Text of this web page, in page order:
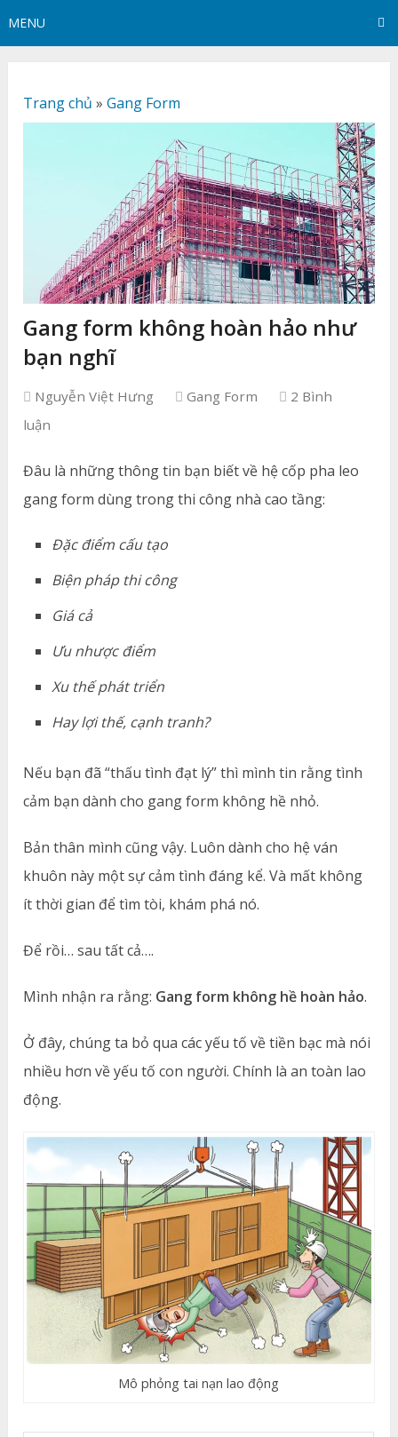
MENU
Trang chủ »Gang Form
Gang form không hoàn hảo như
bạn nghĩ
Nguyễn Việt Hưng Gang Form
2 Bình
luận
Đâu là những thông tin bạn biết về hệ cốp pha leo
gang form dùng trong thi công nhà cao tầng:
Đặc điểm cấu tạo
Biện pháp thi công
Giá cả
Ưu nhược điểm
Xu thế phát triển
Hay lợi thế, cạnh tranh?
Nếu bạn đã “thấu tình đạt lý” thì mình tin rằng tình
cảm bạn dành cho gang form không hề nhỏ.
Bản thân mình cũng vậy. Luôn dành cho hệ ván
khuôn này một sự cảm tình đáng kể. Và mất không
ít thời gian để tìm tòi, khám phá nó.
Để rồi… sau tất cả….
Mình nhận ra rằng: Gang form không hề hoàn hảo.
Ở đây, chúng ta bỏ qua các yếu tố về tiền bạc mà nói
nhiều hơn về yếu tố con người. Chính là an toàn lao
động.
Mô phỏng tai nạn lao động